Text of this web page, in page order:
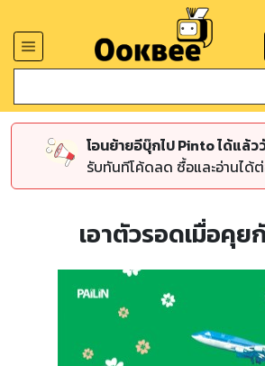
โอนย้ายอีบุ๊กไป Pinto ได้แล้ว
รับทันทีโค้ดลด ซื้อและอ่านได้
เอาตัวรอดเมื่อคุย